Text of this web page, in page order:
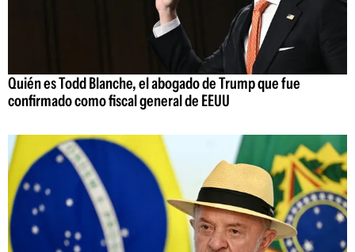
Quién es Todd Blanche, el abogado de Trump que fue
confirmado como fiscal general de EEUU